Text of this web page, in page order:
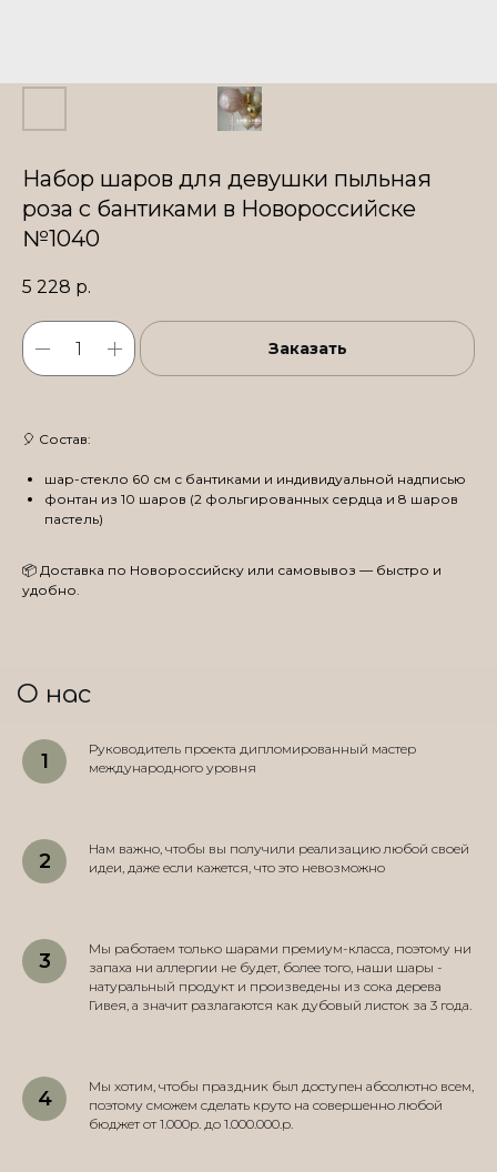
Набор шаров для девушки пыльная
роза с бантиками в Новороссийске
№1040
5 228 р.
Заказать
🎈 Состав:
шар-стекло 60 см с бантиками и индивидуальной надписью
фонтан из 10 шаров (2 фольгированных сердца и 8 шаров
пастель)
📦 Доставка по Новороссийску или самовывоз — быстро и
удобно.
О нас
Руководитель проекта дипломированный мастер
международного уровня
Нам важно, чтобы вы получили реализацию любой своей
идеи, даже если кажется, что это невозможно
Мы работаем только шарами премиум-класса, поэтому ни
запаха ни аллергии не будет, более того, наши шары -
натуральный продукт и произведены из сока дерева
Гивея, а значит разлагаются как дубовый листок за 3 года.
Мы хотим, чтобы праздник был доступен абсолютно всем,
поэтому сможем сделать круто на совершенно любой
бюджет от 1.000р. до 1.000.000.р.